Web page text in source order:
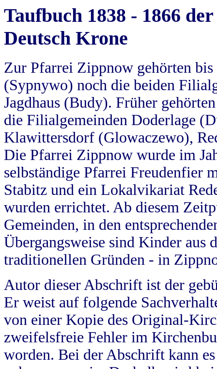
Taufbuch 1838 - 1866
Deutsch Krone
Zur Pfarrei Zippnow gehörten
(Sypnywo) noch die beiden
Jagdhaus (Budy). Früher
die Filialgemeinden Doderlage
Klawittersdorf (Glowaczewo),
Die Pfarrei Zippnow wurde im
selbständige Pfarrei Freudenfier
Stabitz und ein Lokalvikariat
wurden errichtet. Ab diesem
Gemeinden, in den
Übergangsweise sind Kinder aus
traditionellen Gründen - in
Autor dieser Abschrift ist der
Er weist auf folgende
von einer Kopie des Original-
zweifelsfreie Fehler im
worden. Bei der Abschrift kann